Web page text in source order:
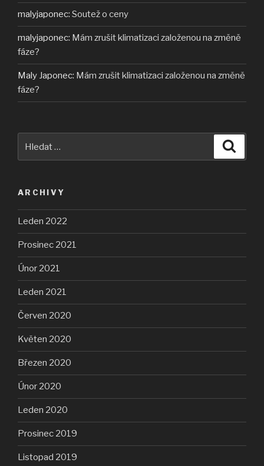
malyjaponec: Soutež o ceny
malyjaponec: Mám zrušit klimatizaci založenou na změně
fáze?
Maly Japonec: Mám zrušit klimatizaci založenou na změně
fáze?
ARCHIVY
Leden 2022
Prosinec 2021
Únor 2021
Leden 2021
Červen 2020
Květen 2020
Březen 2020
Únor 2020
Leden 2020
Prosinec 2019
Listopad 2019